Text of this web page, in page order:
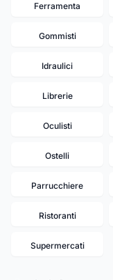
Ferramenta
Gommisti
Idraulici
Librerie
Oculisti
Ostelli
Parrucchiere
Ristoranti
Supermercati